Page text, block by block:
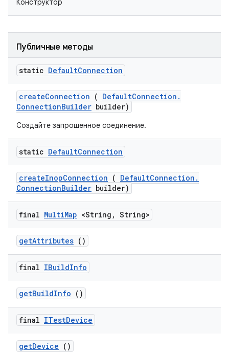
Конструктор
Публичные методы
static DefaultConnection
createConnection ( DefaultConnection .
ConnectionBuilder builder)
Создайте запрошенное соединение.
static DefaultConnection
createInopConnection ( DefaultConnection .
ConnectionBuilder builder)
final MultiMap <String , String>
getAttributes ()
final IBuildInfo
getBuildInfo ()
final ITestDevice
getDevice ()